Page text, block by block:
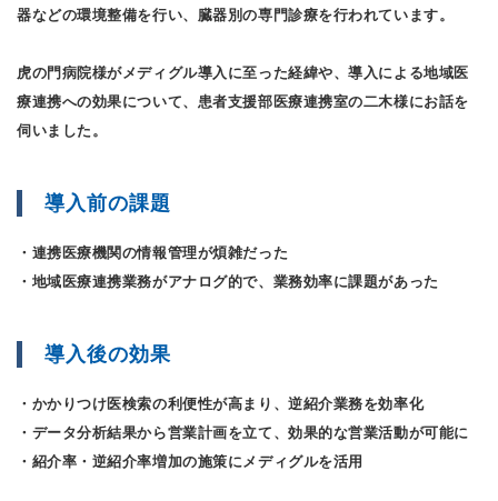
器などの環境整備を行い、臓器別の専門診療を行われています。
虎の門病院様がメディグル導入に至った経緯や、導入による地域医
療連携への効果について、患者支援部医療連携室の二木様にお話を
伺いました。
導入前の課題
・連携医療機関の情報管理が煩雑だった
・地域医療連携業務がアナログ的で、業務効率に課題があった
導入後の効果
・かかりつけ医検索の利便性が高まり、逆紹介業務を効率化
・データ分析結果から営業計画を立て、効果的な営業活動が可能に
・紹介率・逆紹介率増加の施策にメディグルを活用